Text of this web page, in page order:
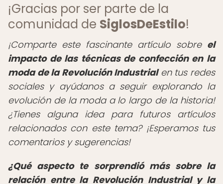
¡Gracias por ser parte de la
comunidad de SiglosDeEstilo!
¡Comparte este fascinante artículo sobre el
impacto de las técnicas de confección en la
moda de la Revolución Industrialen tus redes
sociales y ayúdanos a seguir explorando la
evolución de la moda a lo largo de la historia!
¿Tienes alguna idea para futuros artículos
relacionados con este tema? ¡Esperamos tus
comentarios y sugerencias!
¿Qué aspecto te sorprendió más sobre la
relación entre la Revolución Industrial y la